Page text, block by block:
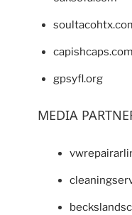
capishcaps.com
gpsyfl.org
MEDIA